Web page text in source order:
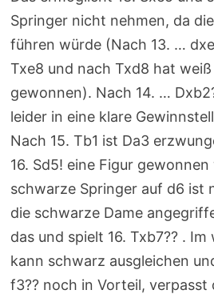
Springer nicht nehmen, da
führen würde (Nach 13. …
Txe8 und nach Txd8 hat
gewonnen). Nach 14. …
leider in eine klare
Nach 15. Tb1 ist Da3
16. Sd5! eine Figur
schwarze Springer auf d6 ist
die schwarze Dame
das und spielt 16. Txb7?? .
kann schwarz ausgleichen
f3?? noch in Vorteil, verpasst